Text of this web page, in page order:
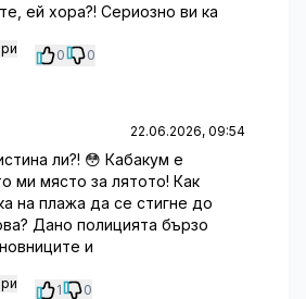
ей хора?! Сериозно ви ка
0 0
22.06.2026, 09:54
ли?! 😳 Кабакум е
ми място за лятото! Как
на плажа да се стигне до
Дано полицията бързо
и
1 0